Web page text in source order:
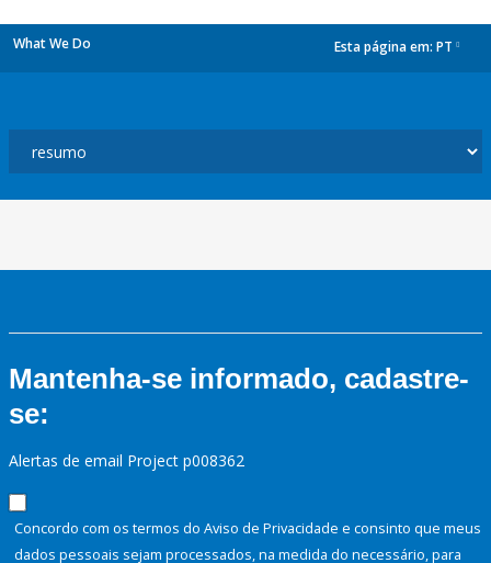
What We Do Esta página em: PT
Mantenha-se informado, cadastre-
se:
Alertas de email Project p008362
Concordo com os termos do Aviso de Privacidade e consinto que meus
dados pessoais sejam processados, na medida do necessário, para